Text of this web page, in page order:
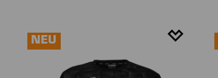
NEU